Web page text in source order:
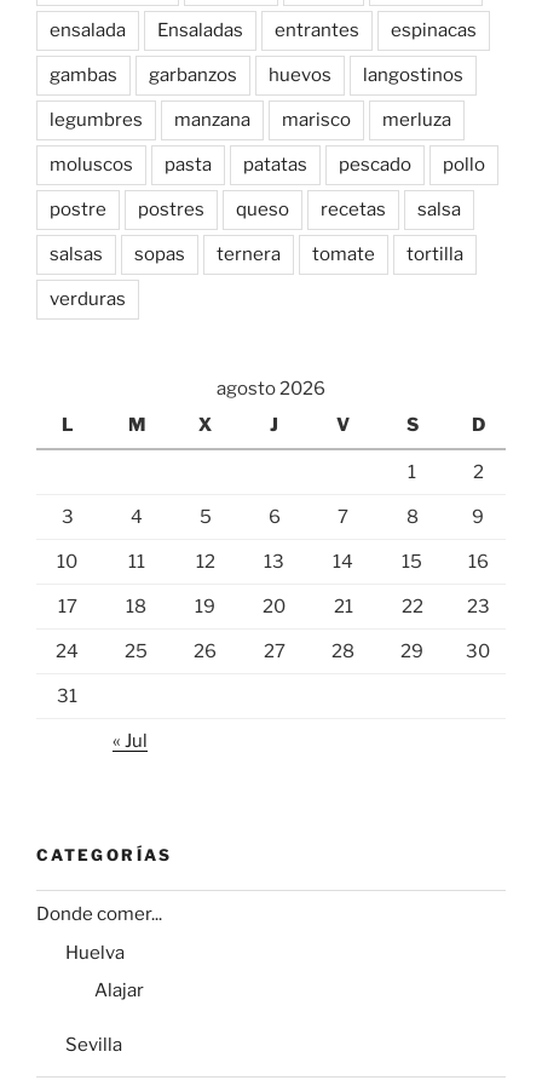
ensalada Ensaladas entrantes espinacas
gambas garbanzos huevos langostinos
legumbres manzana marisco merluza
moluscos pasta patatas pescado pollo
postre postres queso recetas salsa
salsas sopas ternera tomate tortilla
verduras
agosto 2026
L
M X J V S D
1 2
3 4 5 6 7 8 9
10 11 12 13 14 15 16
17 18 19 20 21 22 23
24 25 26 27 28 29 30
31
« Jul
CATEGORÍAS
Donde comer...
Huelva
Alajar
Sevilla